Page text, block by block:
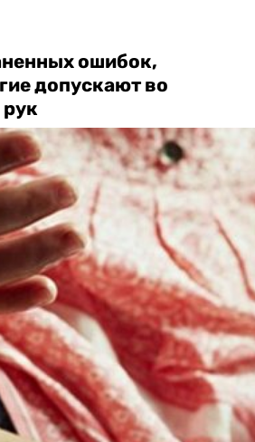
ошибок,
допускают во